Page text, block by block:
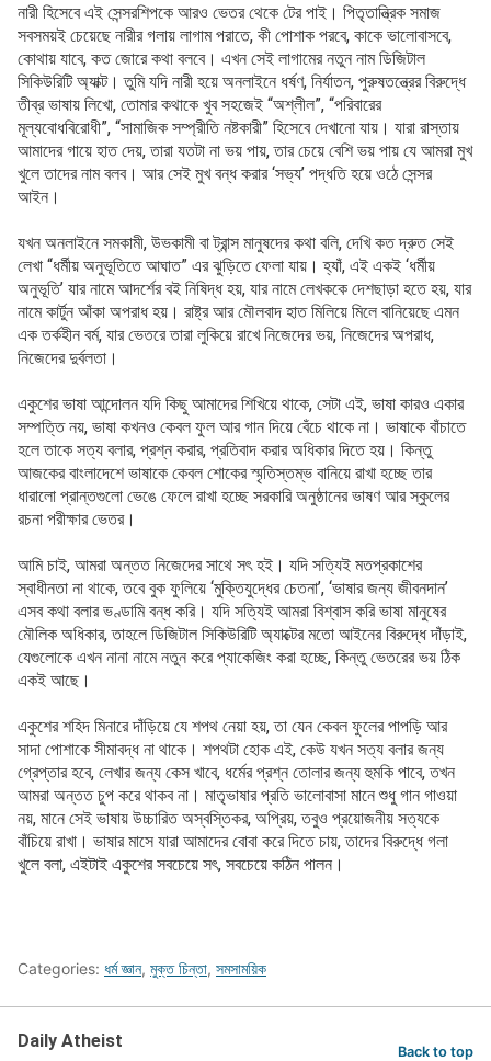
নারী হিসেবে এই সেন্সরশিপকে আরও ভেতর থেকে টের পাই। পিতৃতান্ত্রিক সমাজ
সবসময়ই চেয়েছে নারীর গলায় লাগাম পরাতে, কী পোশাক পরবে, কাকে ভালোবাসবে,
কোথায় যাবে, কত জোরে কথা বলবে। এখন সেই লাগামের নতুন নাম ডিজিটাল
সিকিউরিটি অ্যাক্ট। তুমি যদি নারী হয়ে অনলাইনে ধর্ষণ, নির্যাতন, পুরুষতন্ত্রের বিরুদ্ধে
তীব্র ভাষায় লিখো, তোমার কথাকে খুব সহজেই “অশ্লীল”, “পরিবারের
মূল্যবোধবিরোধী”, “সামাজিক সম্প্রীতি নষ্টকারী” হিসেবে দেখানো যায়। যারা রাস্তায়
আমাদের গায়ে হাত দেয়, তারা যতটা না ভয় পায়, তার চেয়ে বেশি ভয় পায় যে আমরা মুখ
খুলে তাদের নাম বলব। আর সেই মুখ বন্ধ করার ‘সভ্য’ পদ্ধতি হয়ে ওঠে সেন্সর
আইন।
যখন অনলাইনে সমকামী, উভকামী বা ট্রান্স মানুষদের কথা বলি, দেখি কত দ্রুত সেই
লেখা “ধর্মীয় অনুভূতিতে আঘাত” এর ঝুড়িতে ফেলা যায়। হ্যাঁ, এই একই ‘ধর্মীয়
অনুভূতি’ যার নামে আদর্শের বই নিষিদ্ধ হয়, যার নামে লেখককে দেশছাড়া হতে হয়, যার
নামে কার্টুন আঁকা অপরাধ হয়। রাষ্ট্র আর মৌলবাদ হাত মিলিয়ে মিলে বানিয়েছে এমন
এক তর্কহীন বর্ম, যার ভেতরে তারা লুকিয়ে রাখে নিজেদের ভয়, নিজেদের অপরাধ,
নিজেদের দুর্বলতা।
একুশের ভাষা আন্দোলন যদি কিছু আমাদের শিখিয়ে থাকে, সেটা এই, ভাষা কারও একার
সম্পত্তি নয়, ভাষা কখনও কেবল ফুল আর গান দিয়ে বেঁচে থাকে না। ভাষাকে বাঁচাতে
হলে তাকে সত্য বলার, প্রশ্ন করার, প্রতিবাদ করার অধিকার দিতে হয়। কিন্তু
আজকের বাংলাদেশে ভাষাকে কেবল শোকের স্মৃতিস্তম্ভ বানিয়ে রাখা হচ্ছে তার
ধারালো প্রান্তগুলো ভেঙে ফেলে রাখা হচ্ছে সরকারি অনুষ্ঠানের ভাষণ আর স্কুলের
রচনা পরীক্ষার ভেতর।
আমি চাই, আমরা অন্তত নিজেদের সাথে সৎ হই। যদি সত্যিই মতপ্রকাশের
স্বাধীনতা না থাকে, তবে বুক ফুলিয়ে ‘মুক্তিযুদ্ধের চেতনা’, ‘ভাষার জন্য জীবনদান’
এসব কথা বলার ভণ্ডামি বন্ধ করি। যদি সত্যিই আমরা বিশ্বাস করি ভাষা মানুষের
মৌলিক অধিকার, তাহলে ডিজিটাল সিকিউরিটি অ্যাক্টের মতো আইনের বিরুদ্ধে দাঁড়াই,
যেগুলোকে এখন নানা নামে নতুন করে প্যাকেজিং করা হচ্ছে, কিন্তু ভেতরের ভয় ঠিক
একই আছে।
একুশের শহিদ মিনারে দাঁড়িয়ে যে শপথ নেয়া হয়, তা যেন কেবল ফুলের পাপড়ি আর
সাদা পোশাকে সীমাবদ্ধ না থাকে। শপথটা হোক এই, কেউ যখন সত্য বলার জন্য
গ্রেপ্তার হবে, লেখার জন্য কেস খাবে, ধর্মের প্রশ্ন তোলার জন্য হুমকি পাবে, তখন
আমরা অন্তত চুপ করে থাকব না। মাতৃভাষার প্রতি ভালোবাসা মানে শুধু গান গাওয়া
নয়, মানে সেই ভাষায় উচ্চারিত অস্বস্তিকর, অপ্রিয়, তবুও প্রয়োজনীয় সত্যকে
বাঁচিয়ে রাখা। ভাষার মাসে যারা আমাদের বোবা করে দিতে চায়, তাদের বিরুদ্ধে গলা
খুলে বলা, এইটাই একুশের সবচেয়ে সৎ, সবচেয়ে কঠিন পালন।
Categories: ধর্ম জ্ঞান, মুক্ত চিন্তা, সমসাময়িক
Daily Atheist
Back to top